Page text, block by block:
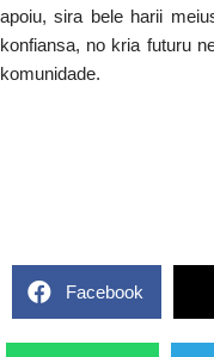
apoiu, sira bele harii
konfiansa, no kria futuru
komunidade.
Facebook